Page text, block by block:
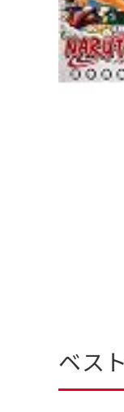
ベス